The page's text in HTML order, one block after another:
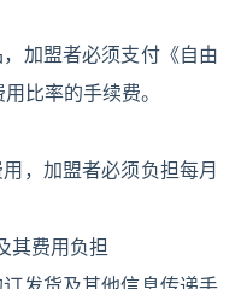
加盟者必须支付《自由
比率的手续费。
，加盟者必须负担每月
其费用负担